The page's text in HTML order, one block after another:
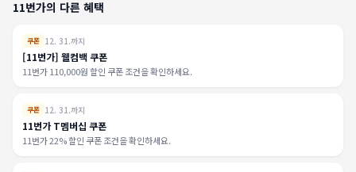
11번가의 다른 혜택
쿠폰 12. 31.까지
[11번가] 웰컴백 쿠폰
11번가 110,000원 할인 쿠폰 조건을 확인하세요.
쿠폰 12. 31.까지
11번가 T멤버십 쿠폰
11번가 22% 할인 쿠폰 조건을 확인하세요.